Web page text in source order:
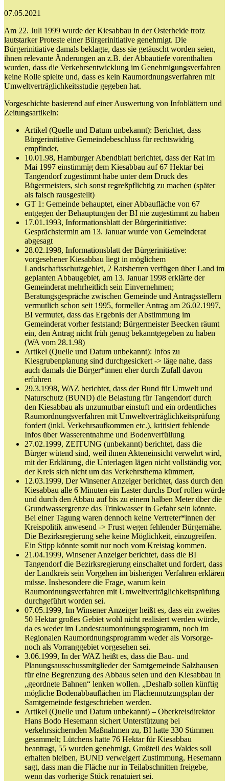
07.05.2021
Am 22. Juli 1999 wurde der Kiesabbau in der Osterheide trotz
lautstarker Proteste einer Bürgerinitiative genehmigt. Die
Bürgerinitiative damals beklagte, dass sie getäuscht worden seien,
ihnen relevante Änderungen an z.B. der Abbautiefe vorenthalten
wurden, dass die Verkehrsentwicklung im Genehmigungsverfahren
keine Rolle spielte und, dass es kein Raumordnungsverfahren mit
Umweltverträglichkeitsstudie gegeben hat.
Vorgeschichte basierend auf einer Auswertung von Infoblättern und
Zeitungsartikeln:
Artikel (Quelle und Datum unbekannt): Berichtet, dass
Bürgerinitiative Gemeindebeschluss für rechtswidrig
empfindet,
10.01.98, Hamburger Abendblatt berichtet, dass der Rat im
Mai 1997 einstimmig dem Kiesabbau auf 67 Hektar bei
Tangendorf zugestimmt habe unter dem Druck des
Bügermeisters, sich sonst regreßpflichtig zu machen (später
als falsch rausgestellt)
GT 1: Gemeinde behauptet, einer Abbaufläche von 67
entgegen der Behauptungen der BI nie zugestimmt zu haben
17.01.1993, Informationsblatt der Bürgerinitiative:
Gesprächstermin am 13. Januar wurde von Gemeinderat
abgesagt
28.02.1998, Informationsblatt der Bürgerinitiative:
vorgesehener Kiesabbau liegt in möglichem
Landschaftsschutzgebiet, 2 Ratsherren verfügen über Land im
geplanten Abbaugebiet, am 13. Januar 1998 erklärte der
Gemeinderat mehrheitlich sein Einvernehmen;
Beratungsgespräche zwischen Gemeinde und Antragsstellern
vermutlich schon seit 1995, formeller Antrag am 26.02.1997,
BI vermutet, dass das Ergebnis der Abstimmung im
Gemeinderat vorher feststand; Bürgermeister Beecken räumt
ein, den Antrag nicht früh genug bekanntgegeben zu haben
(WA vom 28.1.98)
Artikel (Quelle und Datum unbekannt): Infos zu
Kiesgrubenplanung sind durchgesickert -> läge nahe, dass
auch damals die Bürger*innen eher durch Zufall davon
erfuhren
29.3.1998, WAZ berichtet, dass der Bund für Umwelt und
Naturschutz (BUND) die Belastung für Tangendorf durch
den Kiesabbau als unzumutbar einstuft und ein ordentliches
Raumordnungsverfahren mit Umweltverträglichkeitsprüfung
fordert (inkl. Verkehrsaufkommen etc.), kritisiert fehlende
Infos über Wasserentnahme und Bodenverfüllung
27.02.1999, ZEITUNG (unbekannt) berichtet, dass die
Bürger wütend sind, weil ihnen Akteneinsicht verwehrt wird,
mit der Erklärung, die Unterlagen lägen nicht vollständig vor,
der Kreis sich nicht um das Verkehrsthema kümmert,
12.03.1999, Der Winsener Anzeiger berichtet, dass durch den
Kiesabbau alle 6 Minuten ein Laster durchs Dorf rollen würde
und durch den Abbau auf bis zu einem halben Meter über die
Grundwassergrenze das Trinkwasser in Gefahr sein könnte.
Bei einer Tagung waren dennoch keine Vertreter*innen der
Kreispolitik anwesend -> Frust wegen fehlender Bürgernähe.
Die Bezirksregierung sehe keine Möglichkeit, einzugreifen.
Ein Stipp könnte somit nur noch vom Kreistag kommen.
21.04.1999, Winsener Anzeiger berichtet, dass die BI
Tangendorf die Bezirksregierung einschaltet und fordert, dass
der Landkreis sein Vorgehen im bisherigen Verfahren erklären
müsse. Insbesondere die Frage, warum kein
Raumordnungsverfahren mit Umweltverträglichkeitsprüfung
durchgeführt worden sei.
07.05.1999, Im Winsener Anzeiger heißt es, dass ein zweites
50 Hektar großes Gebiet wohl nicht realisiert werden würde,
da es weder im Landesraumordnungsprogramm, noch im
Regionalen Raumordnungsprogramm weder als Vorsorge-
noch als Vorranggebiet vorgesehen sei.
3.06.1999, In der WAZ heißt es, dass die Bau- und
Planungsausschussmitglieder der Samtgemeinde Salzhausen
für eine Begrenzung des Abbaus seien und den Kiesabbau in
„geordnete Bahnen“ lenken wollen. „Deshalb sollen künftig
mögliche Bodenabbauflächen im Flächennutzungsplan der
Samtgemeinde festgeschrieben werden.
Artikel (Quelle und Datum unbekannt) – Oberkreisdirektor
Hans Bodo Hesemann sichert Unterstützung bei
verkehrssichernden Maßnahmen zu, BI hatte 330 Stimmen
gesammelt; Lütchens hatte 76 Hektar für Kiesabbau
beantragt, 55 wurden genehmigt, Großteil des Waldes soll
erhalten bleiben, BUND verweigert Zustimmung, Hesemann
sagt, dass man die Fläche nur in Teilabschnitten freigebe,
wenn das vorherige Stück renatuiert sei.